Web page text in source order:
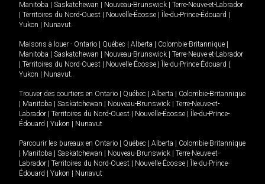
Manitoba
Saskatchewan Nouveau-Brunswick
Terre-Neuve-et-Labrador
Territoires du Nord-Ouest Nouvelle-Écosse Île-du-Prince-Édouard
Yukon
Nunavut.
Maisons à louer - Ontario Québec Alberta Colombie-Britannique
Manitoba
Saskatchewan Nouveau-Brunswick
Terre-Neuve-et-Labrador
Territoires du Nord-Ouest Nouvelle-Écosse Île-du-Prince-Édouard
Yukon
Nunavut.
Trouver des courtiers en Ontario Québec Alberta
Colombie-Britannique
Manitoba Saskatchewan Nouveau-Brunswick
Terre-Neuve-et-
Labrador
Territoires du Nord-Ouest Nouvelle-Écosse
Île-du-Prince-
Édouard
Yukon Nunavut
Parcourir les bureaux en Ontario Québec Alberta
Colombie-Britannique
Manitoba Saskatchewan Nouveau-Brunswick
Terre-Neuve-et-
Labrador
Territoires du Nord-Ouest Nouvelle-Écosse
Île-du-Prince-
Édouard
Yukon Nunavut